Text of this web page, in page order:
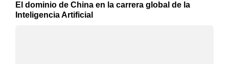
El dominio de China en la carrera global de la
Inteligencia Artificial